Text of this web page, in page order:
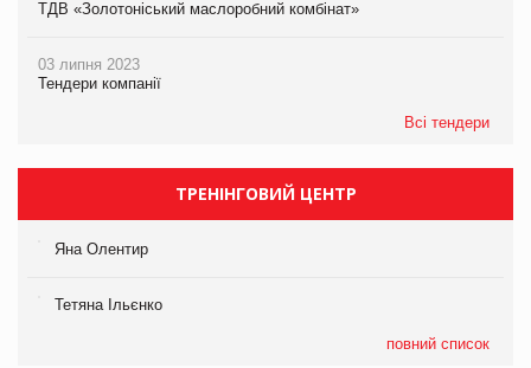
ТДВ «Золотоніський маслоробний комбінат»
03 липня 2023
Тендери компанії
Всі тендери
ТРЕНІНГОВИЙ ЦЕНТР
Яна Олентир
Тетяна Ільєнко
повний список